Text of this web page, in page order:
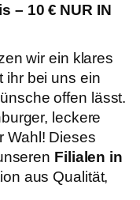
– 10 € NUR IN
wir ein klares
ihr bei uns ein
offen lässt.
leckere
Wahl! Dieses
Filialen in
aus Qualität,